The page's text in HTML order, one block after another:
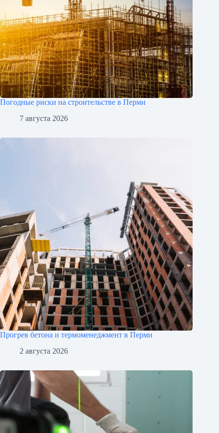
Погодные риски на строительстве в Перми
7 августа 2026
Прогрев бетона и термоменеджмент в Перми
2 августа 2026